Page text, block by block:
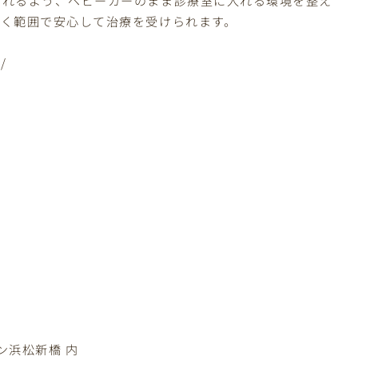
範囲で安心して治療を受けられます。
浜松新橋 内